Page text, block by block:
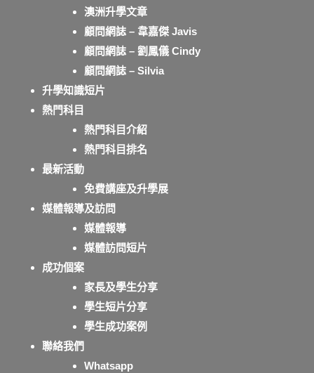
澳洲升學文章
顧問網誌 – 韋嘉傑 Javis
顧問網誌 – 劉鳳儀 Cindy
顧問網誌 – Silvia
升學知識短片
熱門科目
熱門科目介紹
熱門科目排名
最新活動
免費講座及升學展
媒體報導及訪問
媒體報導
媒體訪問短片
成功個案
家長及學生分享
學生短片分享
學生成功案例
聯絡我們
Whatsapp